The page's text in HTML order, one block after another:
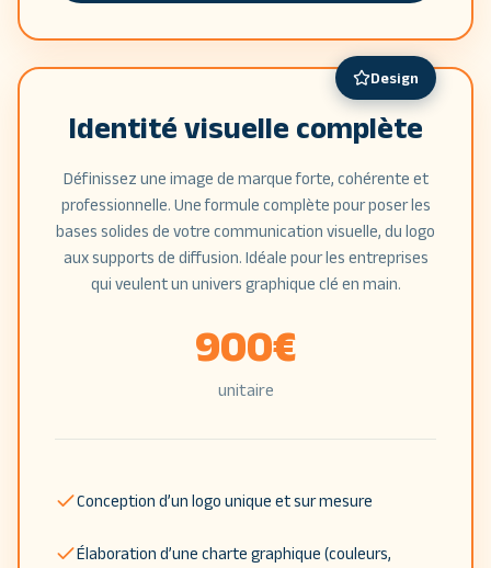
Design
Identité visuelle complète
Définissez une image de marque forte, cohérente et
professionnelle. Une formule complète pour poser les
bases solides de votre communication visuelle, du logo
aux supports de diffusion. Idéale pour les entreprises
qui veulent un univers graphique clé en main.
900€
unitaire
Conception d’un logo unique et sur mesure
Élaboration d’une charte graphique (couleurs,